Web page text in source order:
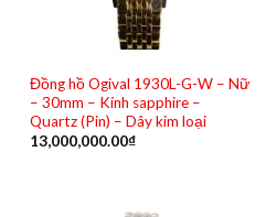
Đồng hồ Ogival 1930L-G-W – Nữ
– 30mm – Kính sapphire –
Quartz (Pin) – Dây kim loại
13,000,000.00₫